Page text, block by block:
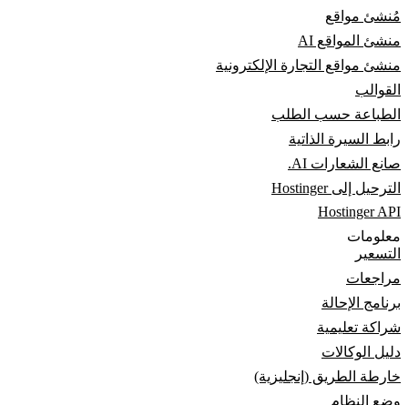
مُنشئ مواقع
منشئ المواقع AI
منشئ مواقع التجارة الإلكترونية
القوالب
الطباعة حسب الطلب
رابط السيرة الذاتية
صانع الشعارات AI.
الترحيل إلى Hostinger
Hostinger API
معلومات
التسعير
مراجعات
برنامج الإحالة
شراكة تعليمية
دليل الوكالات
خارطة الطريق (إنجليزية)
وضع النظام